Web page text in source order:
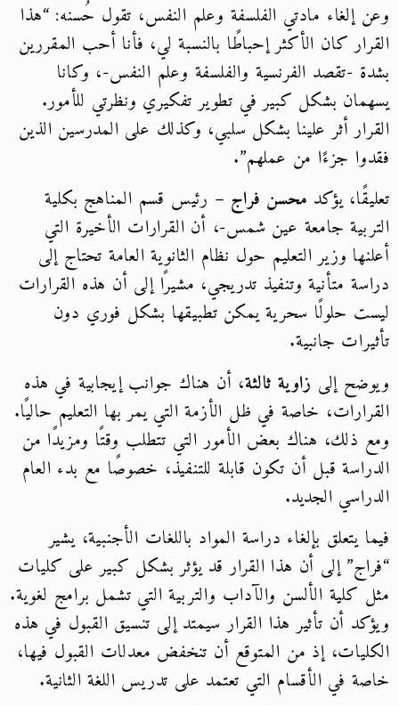
وعن إلغاء مادتي الفلسفة وعلم النفس، تقول حُسنه: “هذا
القرار كان الأكثر إحباطًا بالنسبة لي، فأنا أحب المقررين
بشدة -تقصد الفرنسية والفلسفة وعلم النفس-، وكانا
يسهمان بشكل كبير في تطوير تفكيري ونظرتي للأمور.
القرار أثر علينا بشكل سلبي، وكذلك على المدرسين الذين
فقدوا جزءًا من عملهم”.
تعليقًا، يؤكد محسن فراج – رئيس قسم المناهج بكلية
التربية جامعة عين شمس-، أن القرارات الأخيرة التي
أعلنها وزير التعليم حول نظام الثانوية العامة تحتاج إلى
دراسة متأنية وتنفيذ تدريجي، مشيرًا إلى أن هذه القرارات
ليست حلولًا سحرية يمكن تطبيقها بشكل فوري دون
تأثيرات جانبية.
ويوضح إلى زاوية ثالثة، أن هناك جوانب إيجابية في هذه
القرارات، خاصة في ظل الأزمة التي يمر بها التعليم حاليًا.
ومع ذلك، هناك بعض الأمور التي تتطلب وقتًا ومزيدًا من
الدراسة قبل أن تكون قابلة للتنفيذ، خصوصًا مع بدء العام
الدراسي الجديد.
فيما يتعلق بإلغاء دراسة المواد باللغات الأجنبية، يشير
“فراج” إلى أن هذا القرار قد يؤثر بشكل كبير على كليات
مثل كلية الألسن والآداب والتربية التي تشمل برامج لغوية.
ويؤكد أن تأثير هذا القرار سيمتد إلى تنسيق القبول في هذه
الكليات، إذ من المتوقع أن تنخفض معدلات القبول فيها،
خاصة في الأقسام التي تعتمد على تدريس اللغة الثانية.